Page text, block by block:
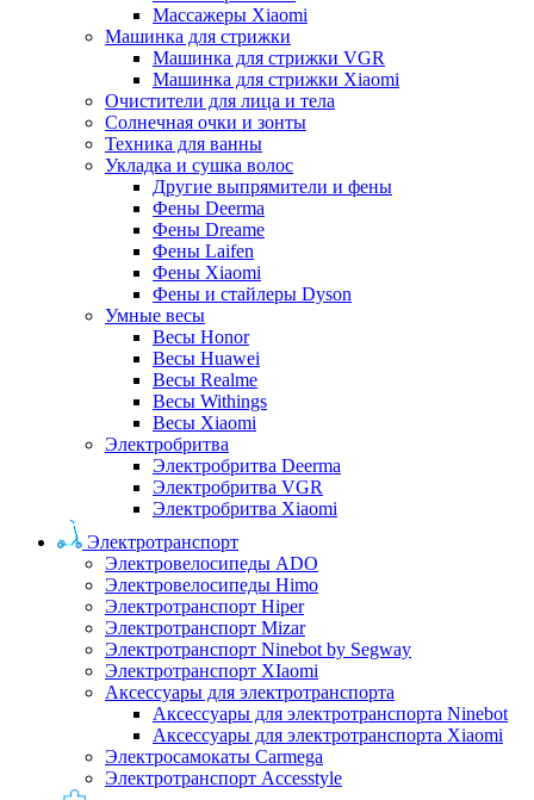
Массажеры Xiaomi
Машинка для стрижки
Машинка для стрижки VGR
Машинка для стрижки Xiaomi
Очистители для лица и тела
Солнечная очки и зонты
Техника для ванны
Укладка и сушка волос
Другие выпрямители и фены
Фены Deerma
Фены Dreame
Фены Laifen
Фены Xiaomi
Фены и стайлеры Dyson
Умные весы
Весы Honor
Весы Huawei
Весы Realme
Весы Withings
Весы Xiaomi
Электробритва
Электробритва Deerma
Электробритва VGR
Электробритва Xiaomi
Электротранспорт
Электровелосипеды ADO
Электровелосипеды Himo
Электротранспорт Hiper
Электротранспорт Mizar
Электротранспорт Ninebot by Segway
Электротранспорт XIaomi
Аксессуары для электротранспорта
Аксессуары для электротранспорта Ninebot
Аксессуары для электротранспорта Xiaomi
Электросамокаты Carmega
Электротранспорт Accesstyle